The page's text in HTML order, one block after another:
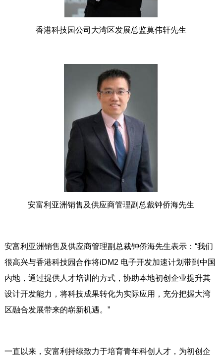
香港科技园公司大湾区发展总监莫伟轩先生
安富利亚洲销售及供应商管理副总裁钟侨海先生
安富利亚洲销售及供应商管理副总裁钟侨海先生表示：“我们
很高兴与香港科技园合作将iDM2 电子开发加速计划带到中国
内地，通过提供人才培训的方式，协助本地初创企业提升其
设计开发能力，将科技成果转化为实际应用，充分把握大湾
区融合发展带来的崭新机遇。”
一直以来，安富利持续致力于培育青年科创人才，为初创企